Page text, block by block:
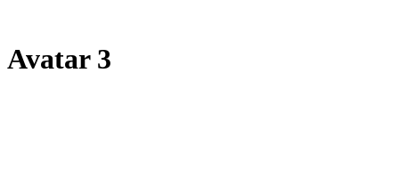
Avatar 3